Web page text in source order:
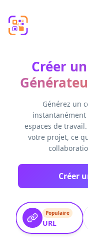
Créer
Générez un
instantanément
espaces de
votre projet, ce
Créer
Populaire
URL